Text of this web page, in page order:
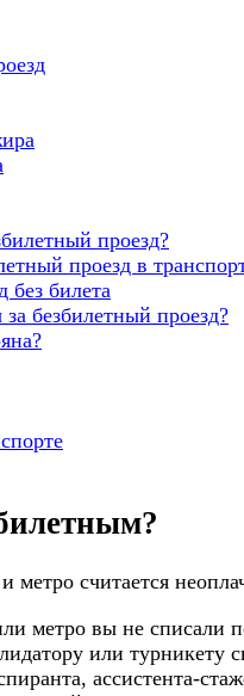
проезд?
проезд в
без билета
безбилетный проезд?
метро считается
метро вы не списали
или турникету
ассистента-